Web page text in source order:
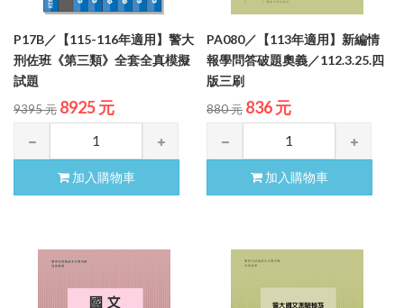
P17B／【115-116年適用】警大
刑佐班《第三類》全套全真模擬
試題
9395 元 8925 元
加入購物車
PA080／【113年適用】新編情
報學問答破題奧義／112.3.25.四
版三刷
880 元 836 元
加入購物車